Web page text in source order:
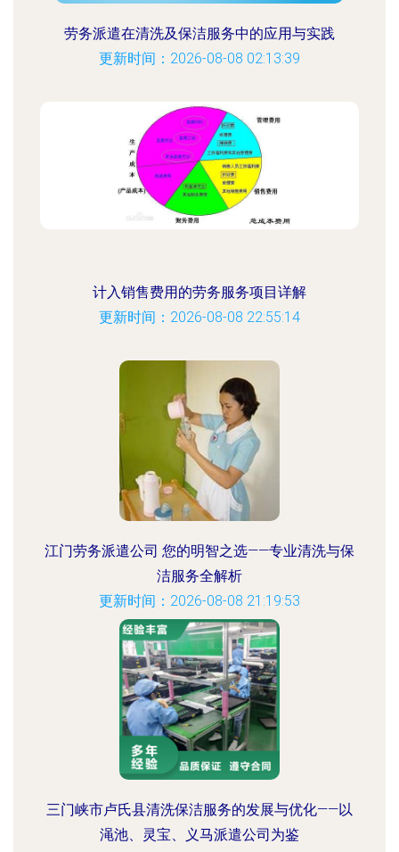
劳务派遣在清洗及保洁服务中的应用与实践
更新时间：2026-08-08 02:13:39
计入销售费用的劳务服务项目详解
更新时间：2026-08-08 22:55:14
江门劳务派遣公司 您的明智之选——专业清洗与保
洁服务全解析
更新时间：2026-08-08 21:19:53
三门峡市卢氏县清洗保洁服务的发展与优化——以
渑池、灵宝、义马派遣公司为鉴